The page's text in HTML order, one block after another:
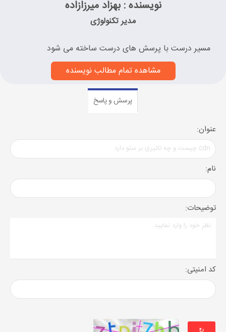
نویسنده : بهزاد میرزازاده
مدیر تکنولوژی
مسیر درست با پرسش های درست ساخته می شود
مشاهده تمام مطالب نویسنده
پرسش و پاسخ
عنوان:
نام:
توضیحات:
کد امنیتی: